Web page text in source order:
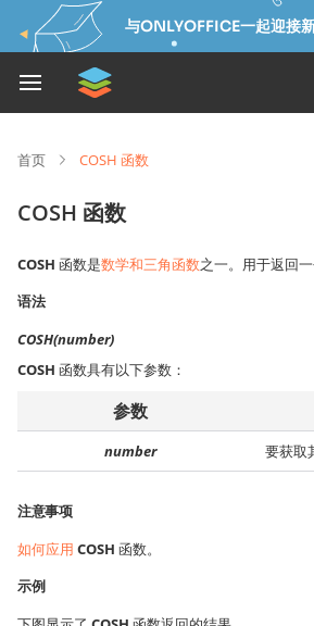
与ONLYOFFICE一起迎接
首页 COSH 函数
COSH 函数
COSH 函数是数学和三角函数之一。用于返回
语法
COSH(number)
COSH 函数具有以下参数：
参数
number 要获取
注意事项
如何应用 COSH 函数。
示例